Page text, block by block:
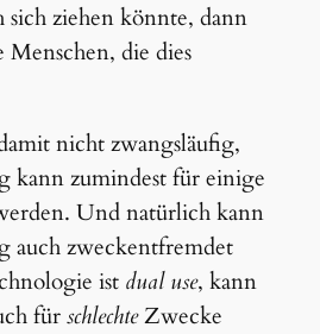
sich ziehen könnte, dann
Menschen, die dies
nicht zwangsläufig,
kann zumindest für einige
Und natürlich kann
auch zweckentfremdet
ist dual use, kann
fürschlechteZwecke